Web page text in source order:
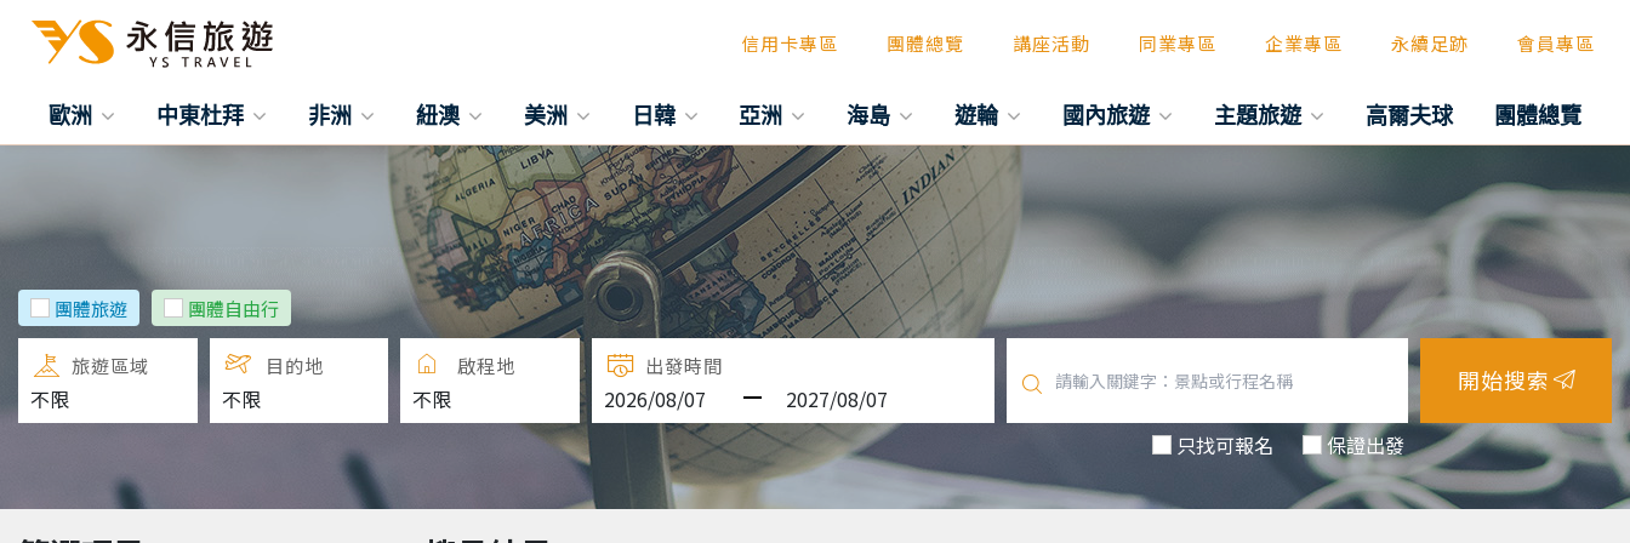
信用卡專區 團體總覽 講座活動 同業專區 企業專區 永續足跡 會員專區
歐洲 中東杜拜 非洲 紐澳 美洲 日韓 亞洲 海島 遊輪 國內旅遊 主題旅遊 高爾夫球 團體總覽
團體旅遊 團體自由行
旅遊區域 目的地 啟程地 出發時間
只找可報名 保證出發
開始搜索